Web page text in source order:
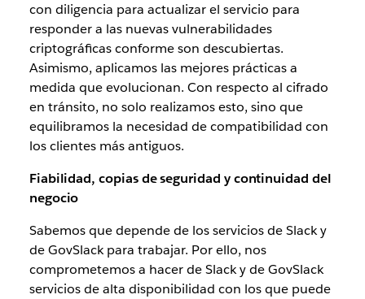
con diligencia para actualizar el servicio para
responder a las nuevas vulnerabilidades
criptográficas conforme son descubiertas.
Asimismo, aplicamos las mejores prácticas a
medida que evolucionan. Con respecto al cifrado
en tránsito, no solo realizamos esto, sino que
equilibramos la necesidad de compatibilidad con
los clientes más antiguos.
Fiabilidad, copias de seguridad y continuidad del
negocio
Sabemos que depende de los servicios de Slack y
de GovSlack para trabajar. Por ello, nos
comprometemos a hacer de Slack y de GovSlack
servicios de alta disponibilidad con los que puede